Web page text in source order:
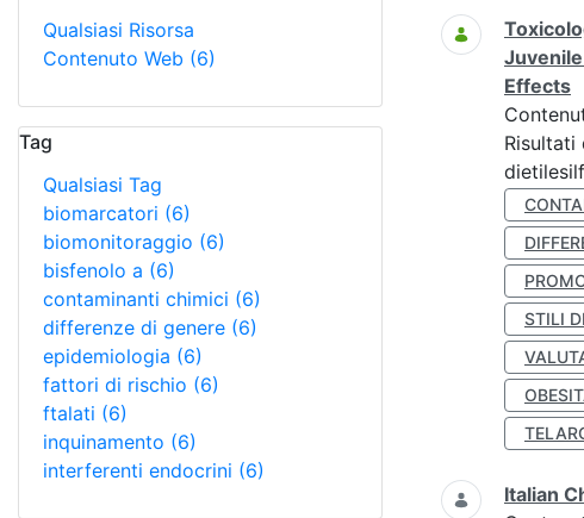
Qualsiasi Risorsa
Contenuto Web (6)
Tag
Qualsiasi Tag
biomarcatori (6)
biomonitoraggio (6)
bisfenolo a (6)
contaminanti chimici (6)
differenze di genere (6)
epidemiologia (6)
fattori di rischio (6)
ftalati (6)
inquinamento (6)
interferenti endocrini (6)
Ricerca
Effects
Risultati
STILI
Italian